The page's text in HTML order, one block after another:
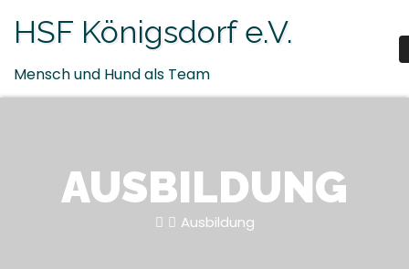
InhaltHSF Königsdorf e.V.
Mensch und Hund als Team
AUSBILDUNG
Ausbildung